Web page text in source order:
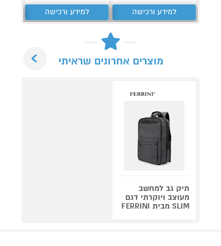
למידע ורכישה למידע ורכישה
מוצרים אחרונים שראיתי
תיק גב למחשב
מעוצב ויוקרתי דגם
SLIM מבית FERRINI